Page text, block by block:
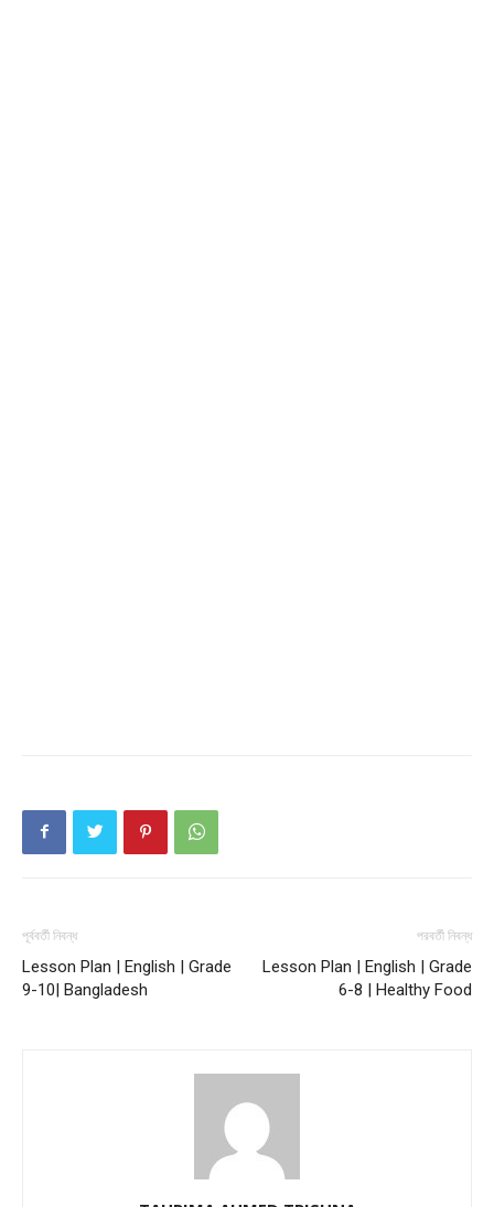
পূর্ববর্তী নিবন্ধ
Lesson Plan | English | Grade
9-10| Bangladesh
পরবর্তী নিবন্ধ
Lesson Plan | English | Grade
6-8 | Healthy Food